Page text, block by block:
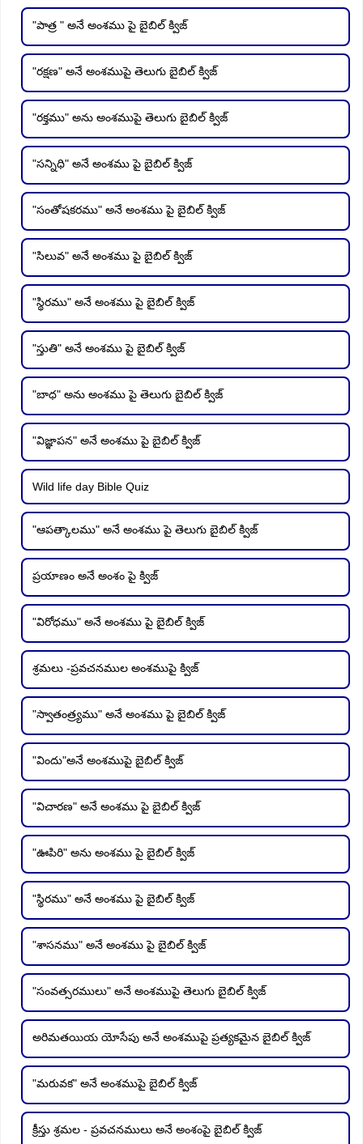
"పాత్ర " అనే అంశము పై బైబిల్ క్విజ్
"రక్షణ" అనే అంశముపై తెలుగు బైబిల్ క్విజ్
"రక్తము" అను అంశముపై తెలుగు బైబిల్ క్విజ్
"సన్నిధి" అనే అంశము పై బైబిల్ క్విజ్
"సంతోషకరము" అనే అంశము పై బైబిల్ క్విజ్
"సిలువ" అనే అంశము పై బైబిల్ క్విజ్
"స్థిరము" అనే అంశము పై బైబిల్ క్విజ్
"స్తుతి" అనే అంశము పై బైబిల్ క్విజ్
"బాధ" అను అంశము పై తెలుగు బైబిల్ క్విజ్
"విజ్ఞాపన" అనే అంశము పై బైబిల్ క్విజ్
Wild life day Bible Quiz
"ఆపత్కాలము" అనే అంశము పై తెలుగు బైబిల్ క్విజ్
ప్రయాణం అనే అంశం పై క్విజ్
"విరోధము" అనే అంశము పై బైబిల్ క్విజ్
శ్రమలు -ప్రవచనముల అంశముపై క్విజ్
"స్వాతంత్ర్యము" అనే అంశము పై బైబిల్ క్విజ్
"విందు"అనే అంశముపై బైబిల్ క్విజ్
"విచారణ" అనే అంశము పై బైబిల్ క్విజ్
"ఊపిరి" అను అంశము పై బైబిల్ క్విజ్
"స్థిరము" అనే అంశము పై బైబిల్ క్విజ్
"శాసనము" అనే అంశము పై బైబిల్ క్విజ్
"సంవత్సరములు" అనే అంశముపై తెలుగు బైబిల్ క్విజ్
అరిమతయియ యోసేపు అనే అంశముపై ప్రత్యకమైన బైబిల్ క్విజ్
"మరువక" అనే అంశముపై బైబిల్ క్విజ్
క్రీస్తు శ్రమల - ప్రవచనములు అనే అంశంపై బైబిల్ క్విజ్